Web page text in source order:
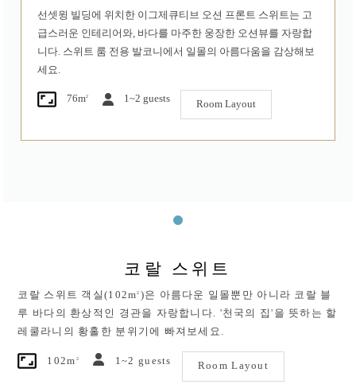
선셋윙 빌딩에 위치한 이그제큐티브 오션 프론트 스위트는 고
급스러운 인테리어와, 바다를 마주한 웅장한 오션뷰를 자랑합
니다. 스위트 룸 전용 발코니에서 일몰의 아름다움을 감상해보
세요.
76m2 1~2 guests Room Layout
코랄 스위트
코랄 스위트 객실(102m2 )은 아름다운 일몰뿐만 아니라 코랄 블
루 바다의 환상적인 경관을 자랑합니다. '천국의 집'을 뜻하는 할
레쿨라니의 황홀한 분위기에 빠져보세요.
102m 2 1~2 guests Room Layout